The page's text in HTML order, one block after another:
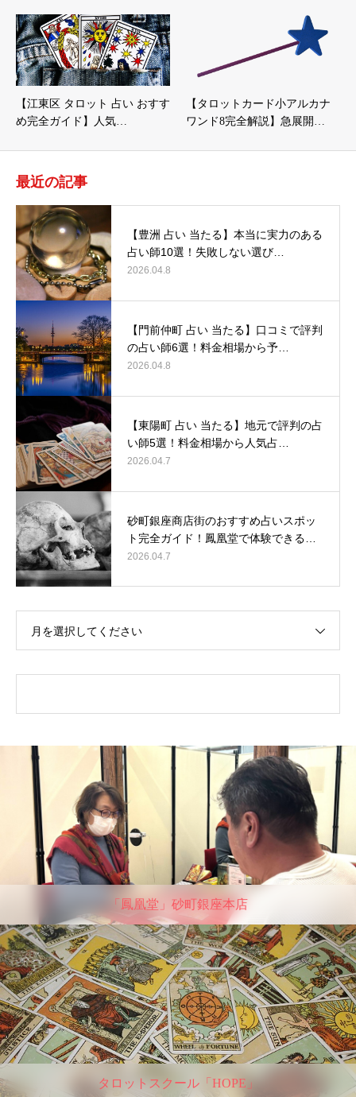
【江東区 タロット 占い おすす
め完全ガイド】人気…
【タロットカード小アルカナ
ワンド8完全解説】急展開…
最近の記事
【豊洲 占い 当たる】本当に実力のある
占い師10選！失敗しない選び…
2026.04.8
【門前仲町 占い 当たる】口コミで評判
の占い師6選！料金相場から予…
2026.04.8
【東陽町 占い 当たる】地元で評判の占
い師5選！料金相場から人気占…
2026.04.7
砂町銀座商店街のおすすめ占いスポッ
ト完全ガイド！鳳凰堂で体験できる…
2026.04.7
月を選択してください
「鳳凰堂」砂町銀座本店
タロットスクール「HOPE」